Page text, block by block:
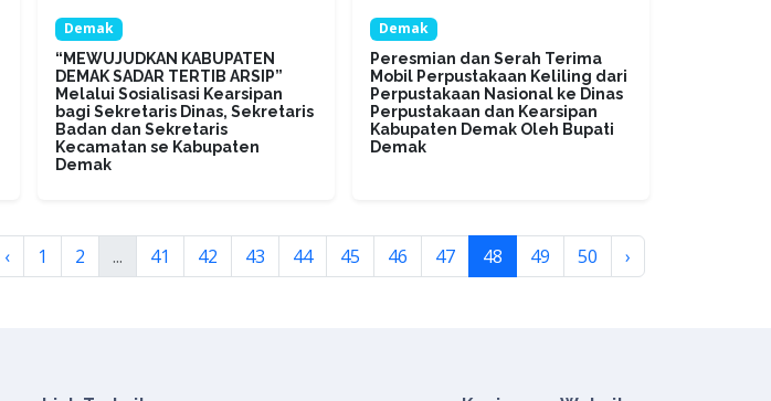
Demak
“MEWUJUDKAN KABUPATEN
DEMAK SADAR TERTIB ARSIP”
Melalui Sosialisasi Kearsipan
bagi Sekretaris Dinas, Sekretaris
Badan dan Sekretaris
Kecamatan se Kabupaten
Demak
Demak
Peresmian dan Serah Terima
Mobil Perpustakaan Keliling dari
Perpustakaan Nasional ke Dinas
Perpustakaan dan Kearsipan
Kabupaten Demak Oleh Bupati
Demak
‹ 1 2 ... 41 42 43 44 45 46 47 48 49 50 ›